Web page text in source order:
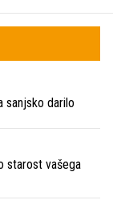
sanjsko darilo
starost vašega